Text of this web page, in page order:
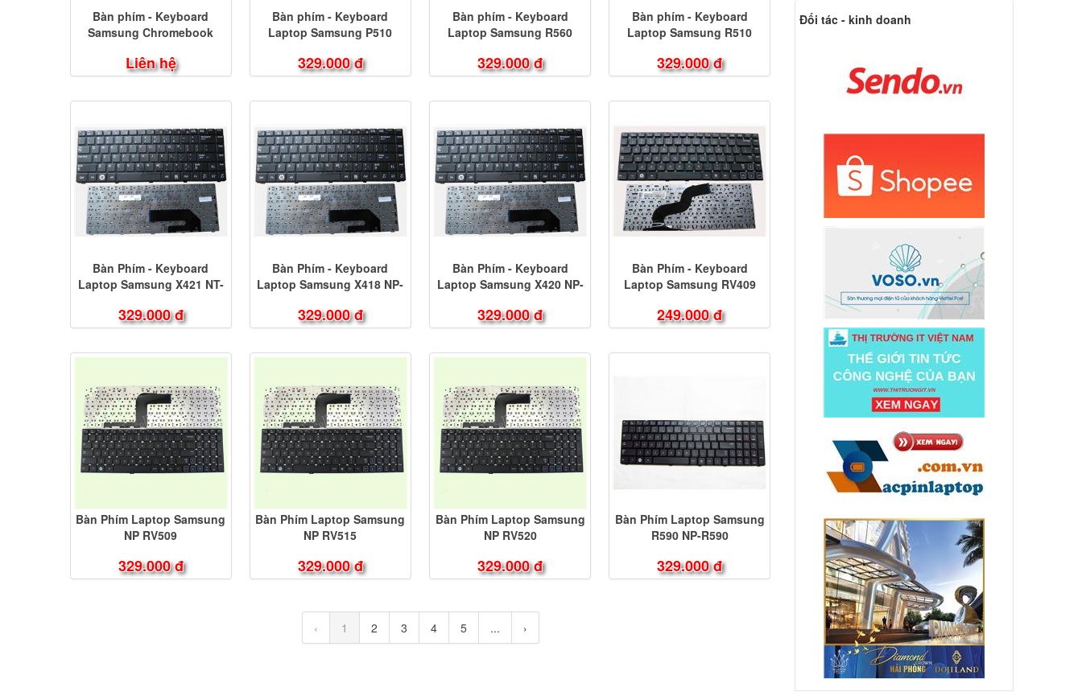
Bàn phím - Keyboard
Samsung Chromebook
Liên hệ
Bàn phím - Keyboard
Laptop Samsung P510
329.000 đ
Bàn phím - Keyboard
Laptop Samsung R560
329.000 đ
Bàn phím - Keyboard
Laptop Samsung R510
329.000 đ
Bàn Phím - Keyboard
Laptop Samsung X421 NT-
329.000 đ
Bàn Phím - Keyboard
Laptop Samsung X418 NP-
329.000 đ
Bàn Phím - Keyboard
Laptop Samsung X420 NP-
329.000 đ
Bàn Phím - Keyboard
Laptop Samsung RV409
249.000 đ
Bàn Phím Laptop Samsung
NP RV509
329.000 đ
Bàn Phím Laptop Samsung
NP RV515
329.000 đ
Bàn Phím Laptop Samsung
NP RV520
329.000 đ
Bàn Phím Laptop Samsung
R590 NP-R590
329.000 đ
‹ 1 2 3 4 5 ... ›
Đối tác - kinh doanh